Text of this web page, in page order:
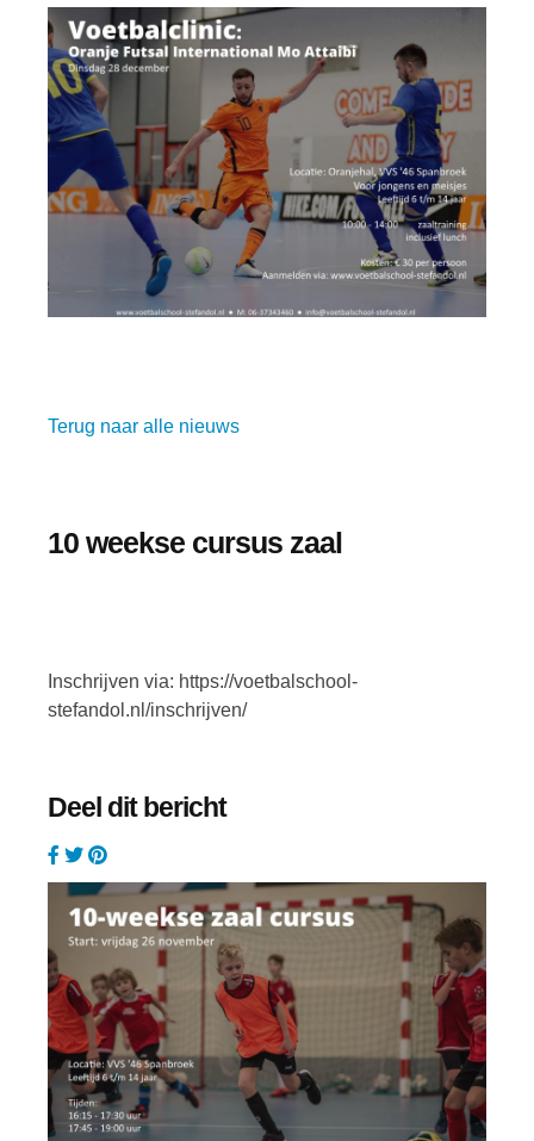
Terug naar alle nieuws
10 weekse cursus zaal
Inschrijven via: https://voetbalschool-
stefandol.nl/inschrijven/
Deel dit bericht